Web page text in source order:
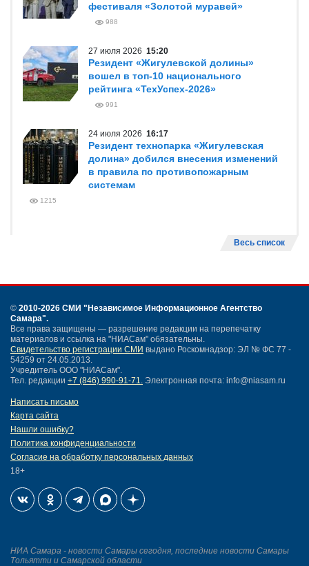
фестиваля «Золотой муравей»
988
27 июля 2026 15:20
Резидент «Жигулевской долины»
вошел в топ-10 национального
рейтинга «ТехУспех-2026»
991
24 июля 2026 16:17
Резидент технопарка «Жигулевская
долина» добился внесения изменений
в правила по противопожарным
системам
1215
Весь список
© 2010-2026 СМИ "Независимое Информационное Агентство
Самара".
Все права защищены — разрешение редакции на перепечатку
материалов и ссылка на "НИАСам" обязательны.
Свидетельство регистрации СМИ выдано Роскомнадзор: ЭЛ № ФС 77 -
54259 от 24.05.2013.
Учредитель ООО "НИАСам".
Тел. редакции +7 (846) 990-91-71. Электронная почта: info@niasam.ru
Написать письмо
Карта сайта
Нашли ошибку?
Политика конфиденциальности
Согласие на обработку персональных данных
18+
НИА Самара - новости Самары сегодня, последние новости Самары
Тольятти и Самарской области